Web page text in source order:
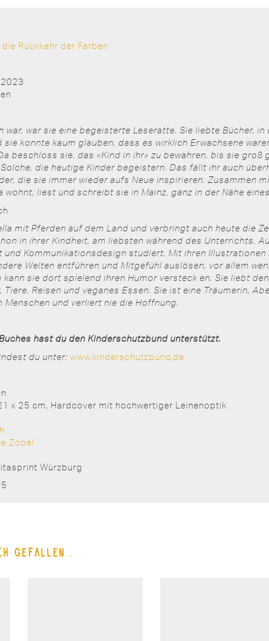
die Rückkehr der Farben
war, war sie eine begeisterte Leseratte. Sie liebte Bücher,
sie konnte kaum glauben, dass es wirklich Erwachsene
beschloss sie, das «Kind in ihr» zu bewahren, bis sie groß
die heutige Kinder begeistern. Das fällt ihr auch
die sie immer wieder aufs Neue inspirieren. Zusammen
wohnt, liest und schreibt sie in Mainz, ganz in der Nähe
mit Pferden auf dem Land und verbringt auch heute die
in ihrer Kindheit, am liebsten während des Unterrichts.
Kommunikationsdesign studiert. Mit ihren Illustrationen
Welten entführen und Mitgefühl auslösen, vor allem
kann sie dort spielend ihren Humor versteck en. Sie liebt
Tiere, Reisen und veganes Essen. Sie ist eine Träumerin,
Menschen und verliert nie die Hoffnung.
hast du den Kinderschutzbund unterstützt.
du unter: www.kinderschutzbund.de
x 25 cm, Hardcover mit hochwertiger Leinenoptik
Zobel
Würzburg
gefallen …